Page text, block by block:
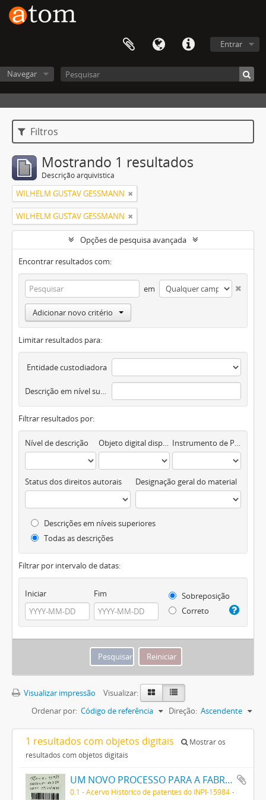
Entrar
Navegar
Filtros
Mostrando 1 resultados
Descrição arquivística
WILHELM GUSTAV GESSMANN
WILHELM GUSTAV GESSMANN
Opções de pesquisa avançada
Encontrar resultados com:
em
Adicionar novo critério
Limitar resultados para:
Entidade custodiadora
Descrição em nível superior
Filtrar resultados por:
Nível de descrição Objeto digital disponível Instrumento de Pesquisa
Status dos direitos autorais Designação geral do material
Descrições em níveis superiores
Todas as descrições
Filtrar por intervalo de datas:
Iniciar Fim
Sobreposição
Correto
Visualizar impressão
Visualizar:
Ordenar por: Código de referência Direção: Ascendente
1 resultados com objetos digitais
Mostrar os
resultados com objetos digitais
UM NOVO PROCESSO PARA A FABRICAÇÃO DE TINTAS EM PÓ POR MEIO DA PRECIPITAÇÃO E FIXAÇÃO DE TINTAS ANILINAS SOBRE CORPOS MINERAES
0.1 - Acervo Histórico de patentes do INPI-15984